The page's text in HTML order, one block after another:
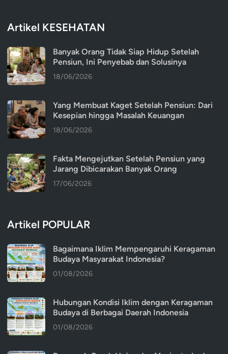
Artikel KESEHATAN
Banyak Orang Tidak Siap Hidup Setelah
Pensiun, Ini Penyebab dan Solusinya
18/06/2026
Yang Membuat Kaget Setelah Pensiun: Dari
Kesepian hingga Masalah Keuangan
18/06/2026
Fakta Mengejutkan Setelah Pensiun yang
Jarang Dibicarakan Banyak Orang
17/06/2026
Artikel POPULAR
Bagaimana Iklim Mempengaruhi Keragaman
Budaya Masyarakat Indonesia?
01/08/2026
Hubungan Kondisi Iklim dengan Keragaman
Budaya di Berbagai Daerah Indonesia
01/08/2026